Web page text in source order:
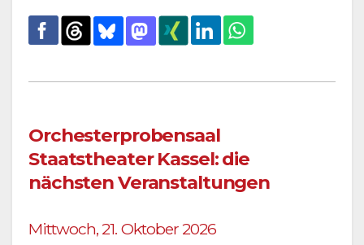
Orchesterprobensaal
Staatstheater Kassel: die
nächsten Veranstaltungen
Mittwoch, 21. Oktober 2026